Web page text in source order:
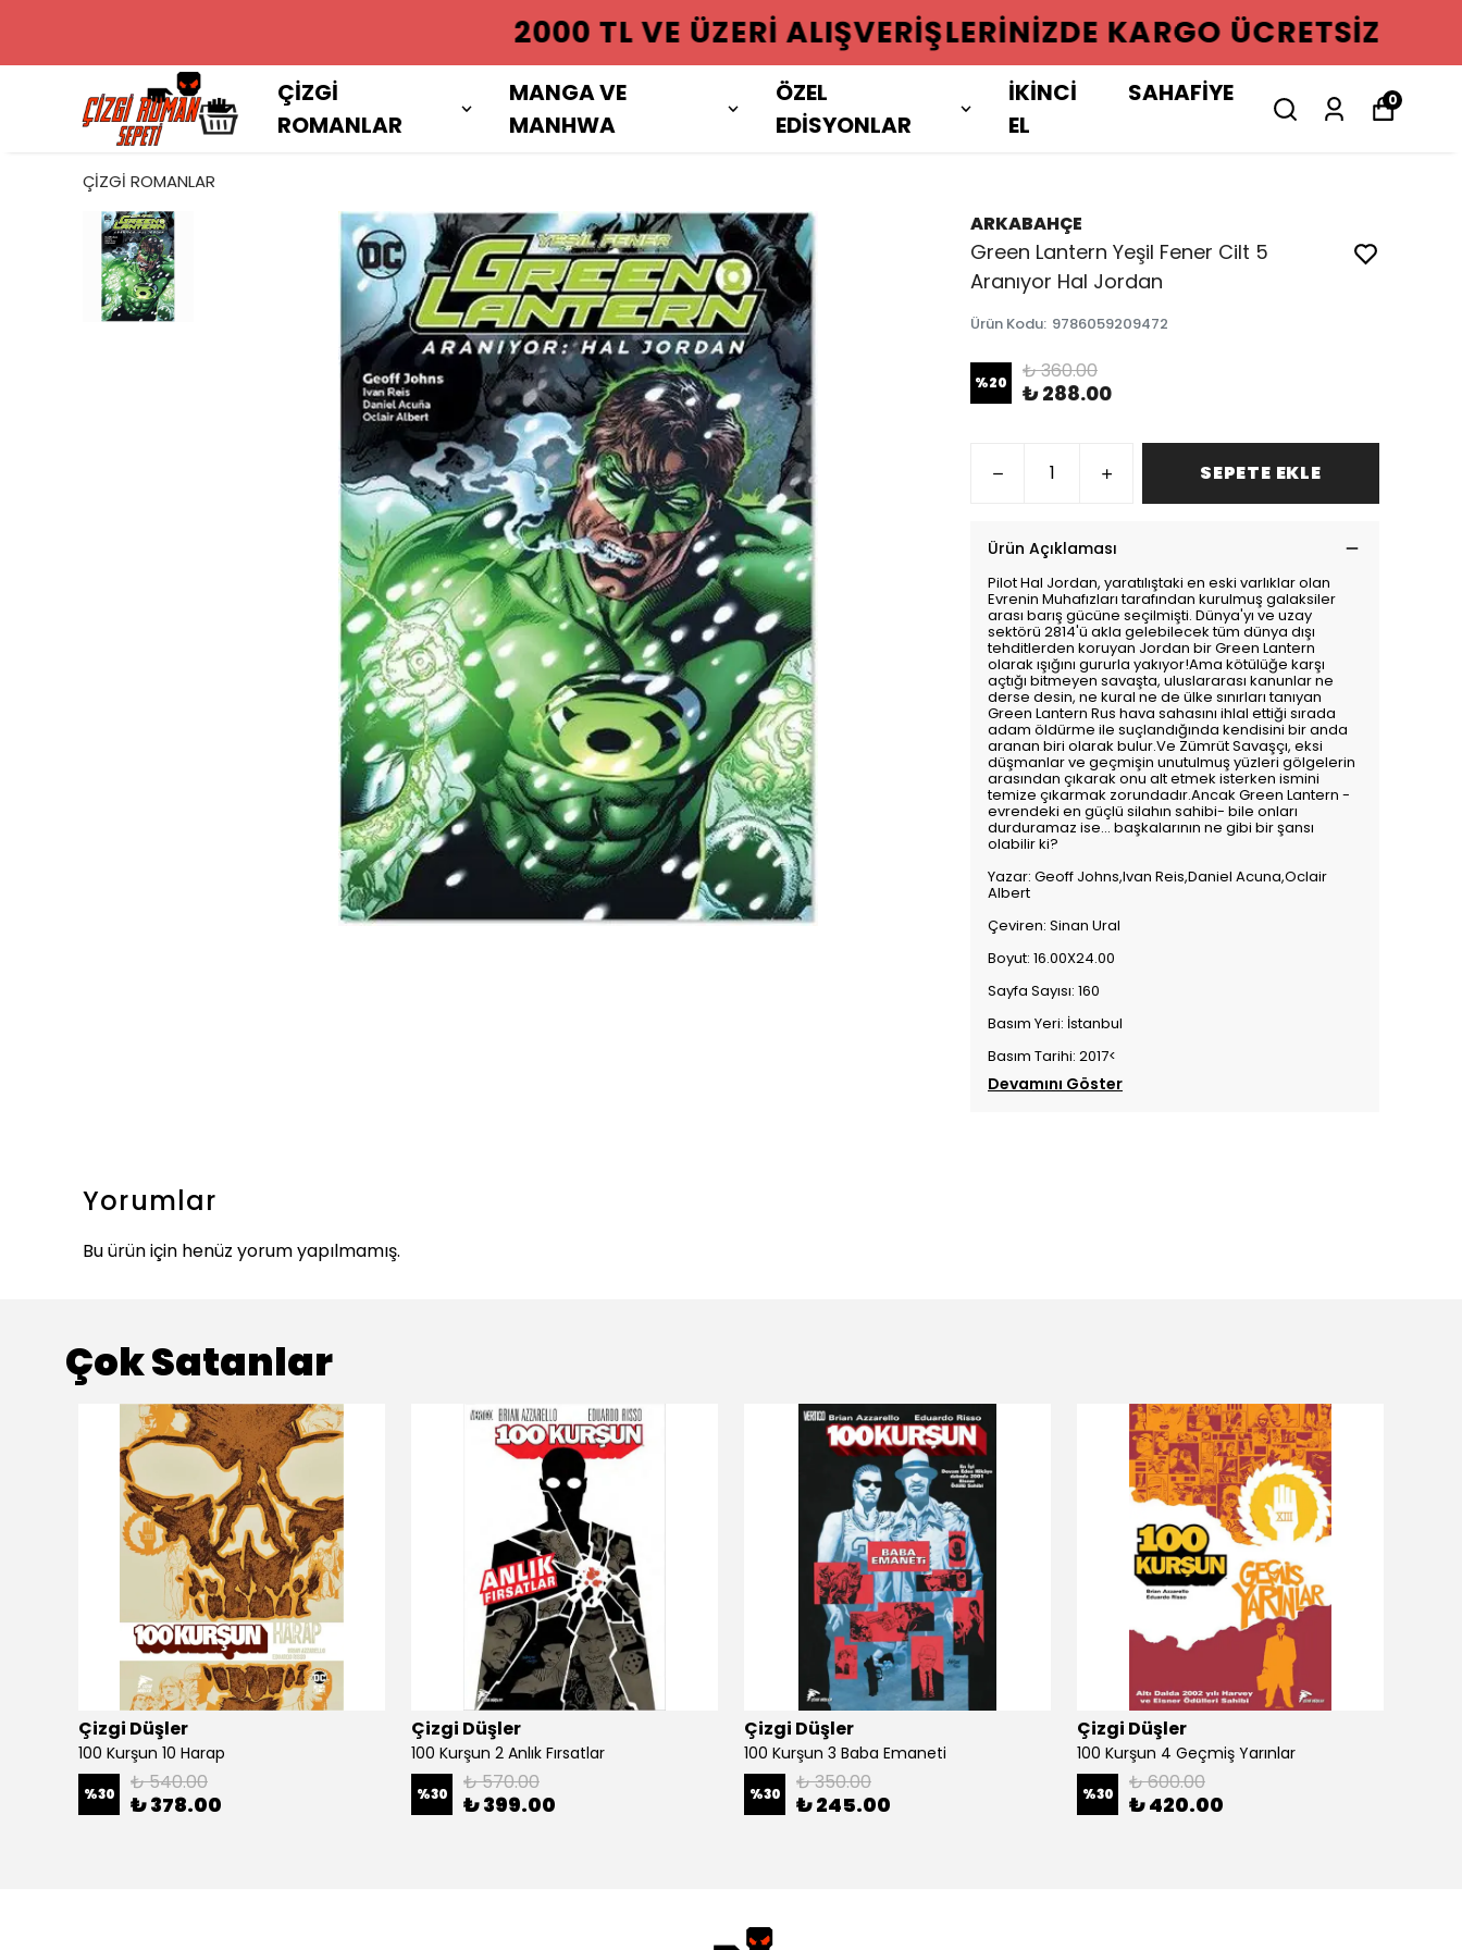
2000 TL VE ÜZERI ALIŞVERIŞLERINIZDE KARGO ÜCRETSIZ
ÇİZGİ
ROMANLAR
MANGA VE
MANHWA
ÖZEL
EDİSYONLAR
İKİNCİ
EL
SAHAFİYE 0
ÇİZGİ ROMANLAR
ARKABAHÇE
Green Lantern Yeşil Fener Cilt 5
Aranıyor Hal Jordan
Ürün Kodu: 9786059209472
%20 ₺ 360.00
₺ 288.00
SEPETE EKLE
Ürün Açıklaması
Pilot Hal Jordan, yaratılıştaki en eski varlıklar olan
Evrenin Muhafızları tarafından kurulmuş galaksiler
arası barış gücüne seçilmişti. Dünya'yı ve uzay
sektörü 2814'ü akla gelebilecek tüm dünya dışı
tehditlerden koruyan Jordan bir Green Lantern
olarak ışığını gururla yakıyor!Ama kötülüğe karşı
açtığı bitmeyen savaşta, uluslararası kanunlar ne
derse desin, ne kural ne de ülke sınırları tanıyan
Green Lantern Rus hava sahasını ihlal ettiği sırada
adam öldürme ile suçlandığında kendisini bir anda
aranan biri olarak bulur.Ve Zümrüt Savaşçı, eksi
düşmanlar ve geçmişin unutulmuş yüzleri gölgelerin
arasından çıkarak onu alt etmek isterken ismini
temize çıkarmak zorundadır.Ancak Green Lantern -
evrendeki en güçlü silahın sahibi- bile onları
durduramaz ise... başkalarının ne gibi bir şansı
olabilir ki?
Yazar: Geoff Johns,Ivan Reis,Daniel Acuna,Oclair
Albert
Çeviren: Sinan Ural
Boyut: 16.00X24.00
Sayfa Sayısı: 160
Basım Yeri: İstanbul
Basım Tarihi: 2017<
Devamını Göster
Yorumlar
Bu ürün için henüz yorum yapılmamış.
Çok Satanlar
Çizgi Düşler
100 Kurşun 10 Harap
%30 ₺ 540.00
₺ 378.00
Çizgi Düşler
100 Kurşun 2 Anlık Fırsatlar
%30 ₺ 570.00
₺ 399.00
Çizgi Düşler
100 Kurşun 3 Baba Emaneti
%30 ₺ 350.00
₺ 245.00
Çizgi Düşler
100 Kurşun 4 Geçmiş Yarınlar
%30 ₺ 600.00
₺ 420.00